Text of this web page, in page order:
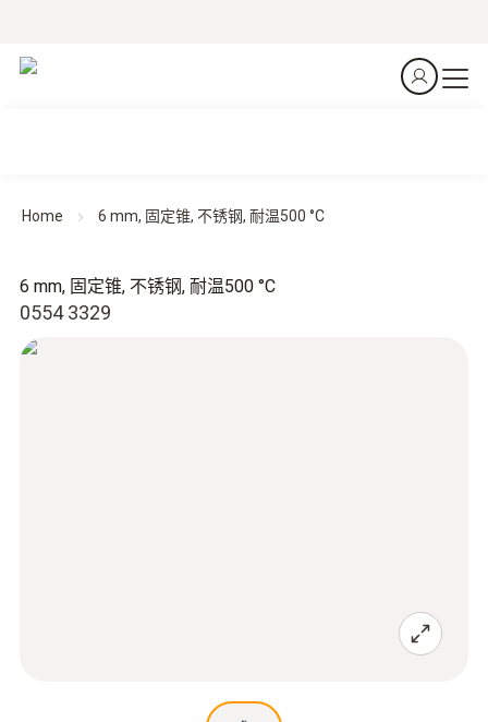
Home 6 mm, 固定锥, 不锈钢, 耐温500 °C
0554 3329
6 mm, 固定锥, 不锈钢, 耐温500 °C